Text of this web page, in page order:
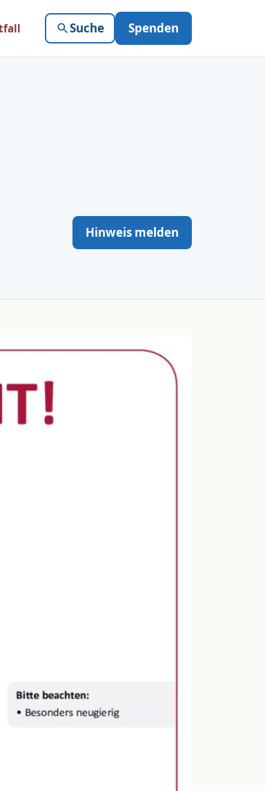
Suche Spenden
Hinweis melden